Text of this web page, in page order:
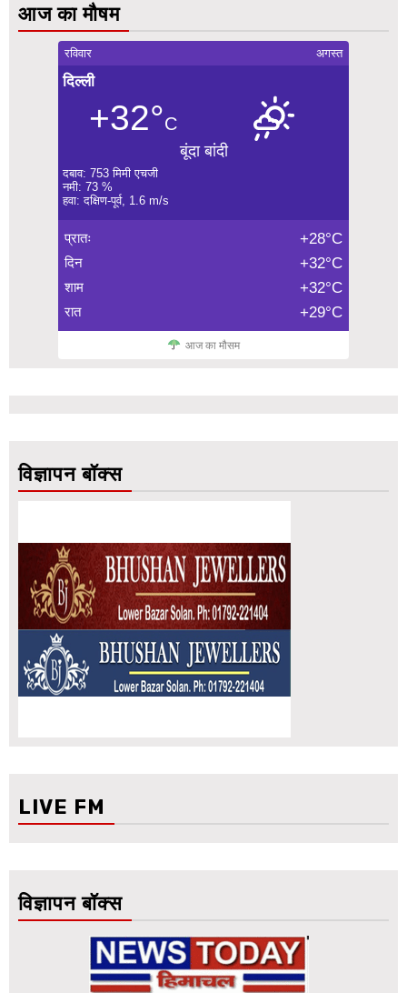
आज का मौषम
रविवार अगस्त
दिल्ली
+32°C
बूंदा बांदी
दबाव: 753 मिमी एचजी
नमी: 73 %
हवा: दक्षिण-पूर्व, 1.6 m/s
प्रातः +28°C
दिन +32°C
शाम +32°C
रात +29°C
आज का मौसम
विज्ञापन बॉक्स
LIVE FM
विज्ञापन बॉक्स